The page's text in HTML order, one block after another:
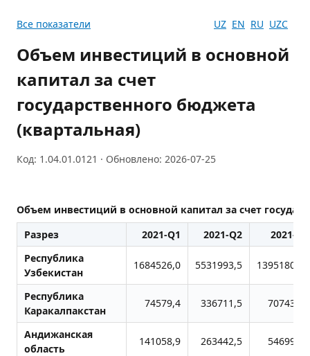
Все показатели UZ EN RU UZC
Объем инвестиций в основной
капитал за счет
государственного бюджета
(квартальная)
Код: 1.04.01.0121 · Обновлено: 2026-07-25
Объем инвестиций в основной капитал за счет
Разрез
2021-Q1 2021-Q2
2021-Q3
Республика
Узбекистан
1684526,0 5531993,5 13951802,6
Республика
Каракалпакстан
74579,4 336711,5 707437,0
Андижанская
область
141058,9 263442,5 546994,2